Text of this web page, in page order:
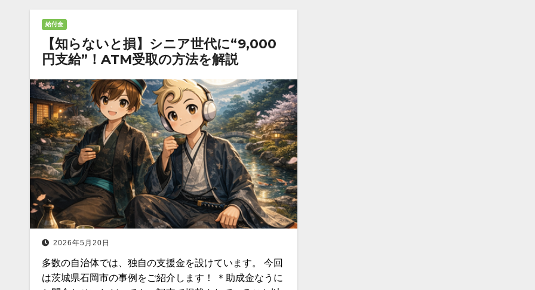
給付金
【知らないと損】シニア世代に“9,000
円支給”！ATM受取の方法を解説
2026年5月20日
多数の自治体では、独自の支援金を設けています。 今回
は茨城県石岡市の事例をご紹介します！ ＊助成金なうに